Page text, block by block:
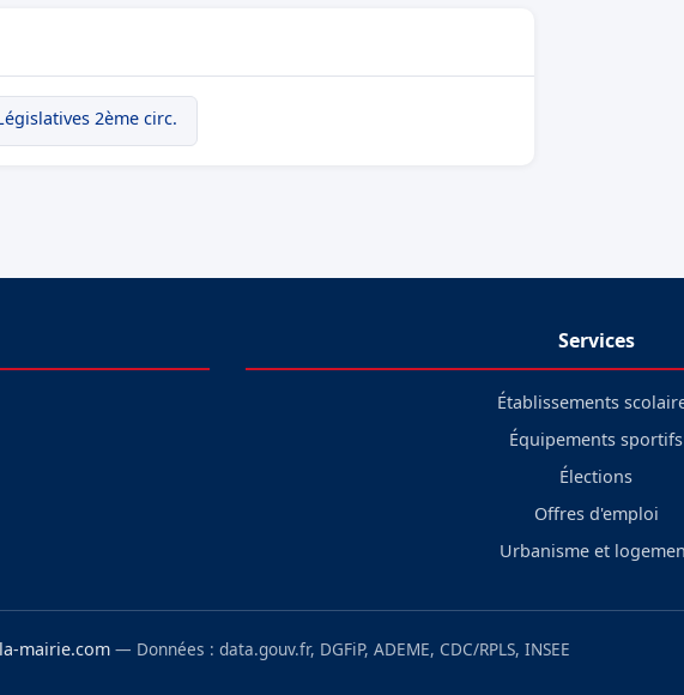
2ème circ.
Services
Établissements
Équipements sportifs
Élections
Offres d'emploi
Urbanisme et
la-mairie.com — Données : data.gouv.fr, DGFiP, ADEME, CDC/RPLS, INSEE